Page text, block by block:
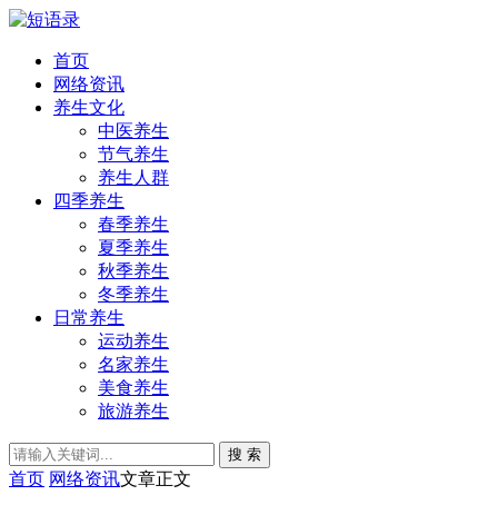
首页
网络资讯
养生文化
中医养生
节气养生
养生人群
四季养生
春季养生
夏季养生
秋季养生
冬季养生
日常养生
运动养生
名家养生
美食养生
旅游养生
搜 索
首页 网络资讯文章正文